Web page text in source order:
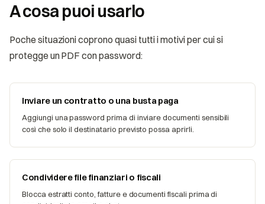
A cosa puoi usarlo
Poche situazioni coprono quasi tutti i motivi per cui si
protegge un PDF con password:
Inviare un contratto o una busta paga
Aggiungi una password prima di inviare documenti sensibili
così che solo il destinatario previsto possa aprirli.
Condividere file finanziari o fiscali
Blocca estratti conto, fatture e documenti fiscali prima di